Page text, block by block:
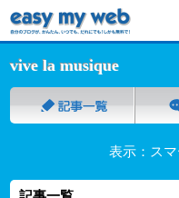
vive la musique
表示：ス